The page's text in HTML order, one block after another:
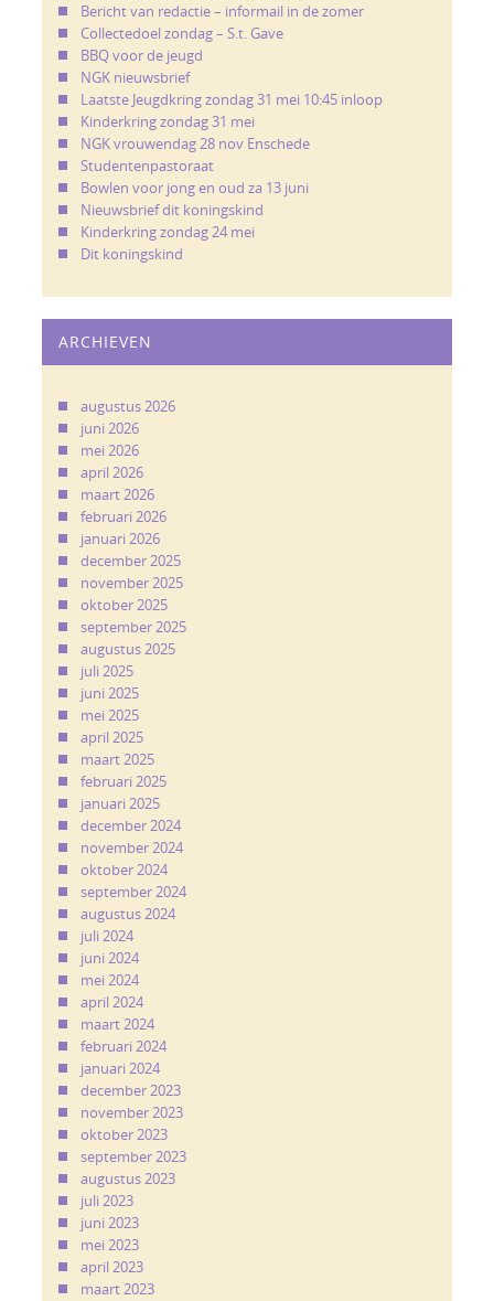
Bericht van redactie – informail in de zomer
Collectedoel zondag – S.t. Gave
BBQ voor de jeugd
NGK nieuwsbrief
Laatste Jeugdkring zondag 31 mei 10:45 inloop
Kinderkring zondag 31 mei
NGK vrouwendag 28 nov Enschede
Studentenpastoraat
Bowlen voor jong en oud za 13 juni
Nieuwsbrief dit koningskind
Kinderkring zondag 24 mei
Dit koningskind
ARCHIEVEN
augustus 2026
juni 2026
mei 2026
april 2026
maart 2026
februari 2026
januari 2026
december 2025
november 2025
oktober 2025
september 2025
augustus 2025
juli 2025
juni 2025
mei 2025
april 2025
maart 2025
februari 2025
januari 2025
december 2024
november 2024
oktober 2024
september 2024
augustus 2024
juli 2024
juni 2024
mei 2024
april 2024
maart 2024
februari 2024
januari 2024
december 2023
november 2023
oktober 2023
september 2023
augustus 2023
juli 2023
juni 2023
mei 2023
april 2023
maart 2023